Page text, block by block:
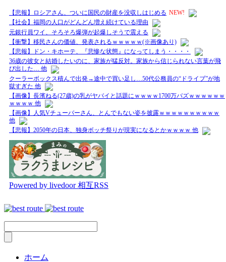
【悲報】ロシアさん、ついに国民の財産を没収しはじめる NEW!
【社会】福岡の人口がどんどん増え続けている理由
元銀行員ワイ、そろそろ爆弾が起爆しそうで震える
【衝撃】移民さんの価値、発表されるｗｗｗｗｗ(※画像あり)
【悲報】ドン・キホーテ、『悲惨な状態』になってしまう・・・・
36歳の彼女と結婚したいのに、家族が猛反対。家族から信じられない言葉が飛
び出した… 他
クーラーボックス積んで出発→途中で買い足し…50代公務員の“ドライブ”が地
獄すぎた 他
【画像】長濱ねる(27歳)の乳がヤバイと話題にｗｗｗｗ1700万バズｗｗｗｗｗｗ
ｗｗｗｗ 他
【画像】人気Vチューバーさん、とんでもない姿を披露ｗｗｗｗｗｗｗｗｗｗ
他
【悲報】2050年の日本、独身ボッチ祭りが現実になるとかｗｗｗｗ 他
Powered by livedoor 相互RSS
ホーム